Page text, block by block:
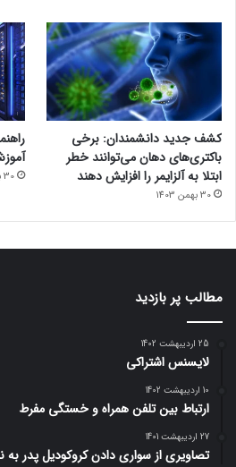
کشف جدید دانشمندان: برخی
باکتری‌های دهان می‌توانند خطر
ابتلا به آلزایمر را افزایش دهند
30 بهمن 1403
30 بهمن 1403
مطالب پر بازدید
25 اردیبهشت 1402
لایسنس اشتراکی
10 اردیبهشت 1402
ارتباط بین تلفن همراه و خستگی مفرط
27 اردیبهشت 1401
تصاویری از سواری دادن کروکودیل پدر به